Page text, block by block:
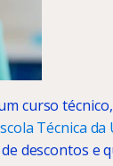
curso
Técnica da
descontos e